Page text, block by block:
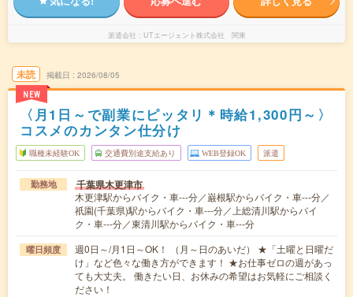
派遣会社 UTエージェント株式会社 関東
未読
NEW
掲載日 2026/08/05
〈月1日～で副業にピッタリ＊時給1,300円～〉
コスメのカンタン仕分け
職種未経験OK 交通費別途支給あり WEB登録OK 派遣
勤務地 千葉県木更津市
木更津駅からバイク・車---分／巌根駅からバイク・車---分／
祇園(千葉県)駅からバイク・車---分／上総清川駅からバイ
ク・車---分／東清川駅からバイク・車---分
曜日頻度
週0日～/月1日～OK！ （月～日のあいだ） ★「土曜と日曜だ
け」など色々な働き方ができます！ ★お仕事ゼロの週があっ
ても大丈夫。 働きたい日、お休みの希望はお気軽にご相談く
ださい！